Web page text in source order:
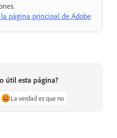
página principal de Adobe
útil esta página?
La verdad es que no